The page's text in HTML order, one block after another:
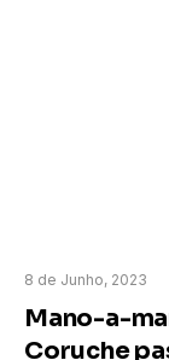
8 de Junho, 2023
Mano-a-
Coruche